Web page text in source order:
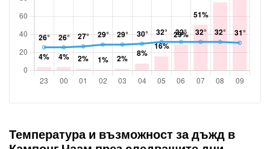
Температура и възможност за дъжд в